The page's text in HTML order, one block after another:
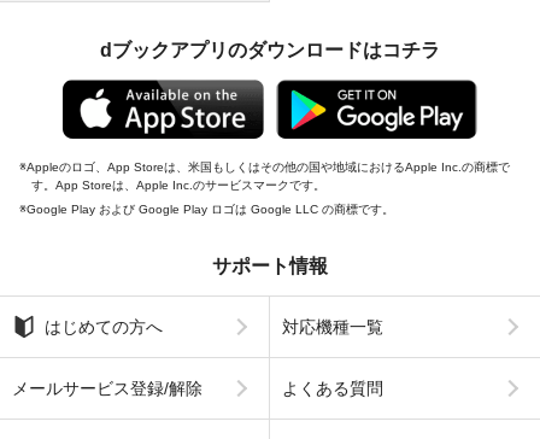
dブックアプリのダウンロードはコチラ
Appleのロゴ、App Storeは、米国もしくはその他の国や地域におけるApple Inc.の商標で
す。App Storeは、Apple Inc.のサービスマークです。
Google Play および Google Play ロゴは Google LLC の商標です。
サポート情報
はじめての方へ 対応機種一覧
メールサービス登録/解除 よくある質問